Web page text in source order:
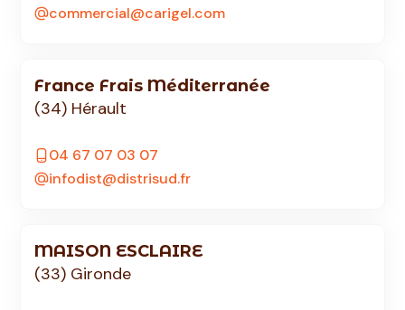
commercial@carigel.com
France Frais Méditerranée
(34) Hérault
04 67 07 03 07
infodist@distrisud.fr
MAISON ESCLAIRE
(33) Gironde